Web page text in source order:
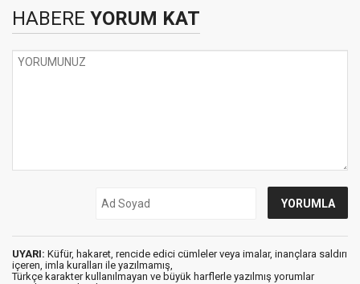
HABERE YORUM KAT
UYARI: Küfür, hakaret, rencide edici cümleler veya imalar, inançlara saldırı
içeren, imla kuralları ile yazılmamış,
Türkçe karakter kullanılmayan ve büyük harflerle yazılmış yorumlar